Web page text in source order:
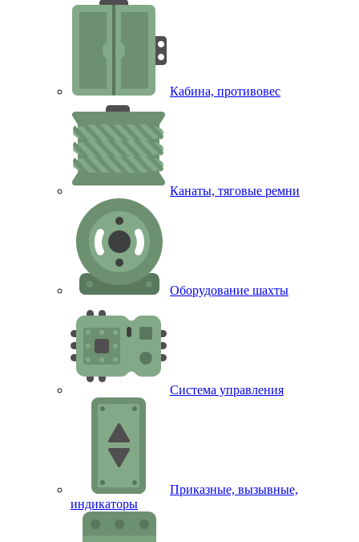
Кабина, противовес
Канаты, тяговые ремни
Оборудование шахты
Система управления
Приказные, вызывные,
индикаторы